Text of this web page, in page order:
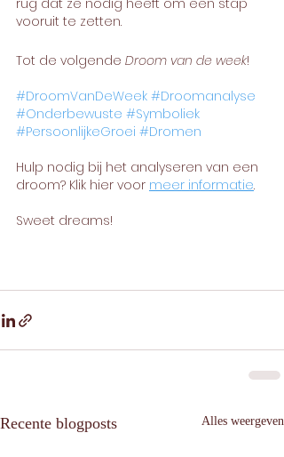
rug dat ze nodig heeft om een stap
vooruit te zetten.
Tot de volgende Droom van de week!
#DroomVanDeWeek #Droomanalyse
#Onderbewuste #Symboliek
#PersoonlijkeGroei #Dromen
Hulp nodig bij het analyseren van een
droom? Klik hier voor meer informatie.
Sweet dreams!
Recente blogposts Alles weergeven